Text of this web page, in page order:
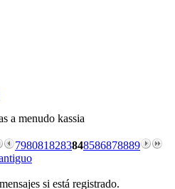
a menudo kassia
7980818283848586878889
si está registrado.